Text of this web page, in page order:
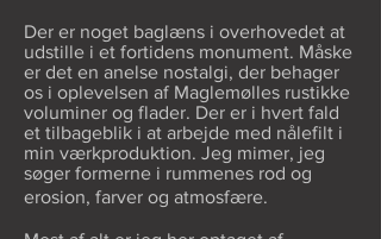
Der er noget baglæns i overhovedet at
udstille i et fortidens monument. Måske
er det en anelse nostalgi, der behager
os i oplevelsen af Maglemølles rustikke
voluminer og flader. Der er i hvert fald
et tilbageblik i at arbejde med nålefilt i
min værkproduktion. Jeg mimer, jeg
søger formerne i rummenes rod og
erosion, farver og atmosfære.